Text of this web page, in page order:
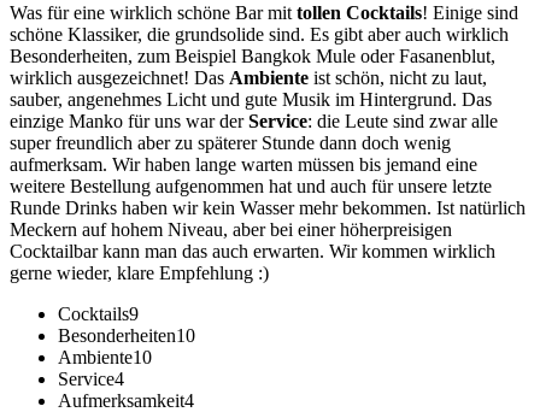
Was für eine wirklich schöne Bar mit tollen Cocktails! Einige sind
schöne Klassiker, die grundsolide sind. Es gibt aber auch wirklich
Besonderheiten, zum Beispiel Bangkok Mule oder Fasanenblut,
wirklich ausgezeichnet! Das Ambiente ist schön, nicht zu laut,
sauber, angenehmes Licht und gute Musik im Hintergrund. Das
einzige Manko für uns war derService: die Leute sind zwar alle
super freundlich aber zu späterer Stunde dann doch wenig
aufmerksam. Wir haben lange warten müssen bis jemand eine
weitere Bestellung aufgenommen hat und auch für unsere letzte
Runde Drinks haben wir kein Wasser mehr bekommen. Ist natürlich
Meckern auf hohem Niveau, aber bei einer höherpreisigen
Cocktailbar kann man das auch erwarten. Wir kommen wirklich
gerne wieder, klare Empfehlung :)
Cocktails9
Besonderheiten10
Ambiente10
Service4
Aufmerksamkeit4